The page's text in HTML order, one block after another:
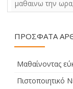
μαθαινω την ωρα
ΠΡΌΣΦΑΤΑ
Μαθαίνοντας
Πιστοποιητικό